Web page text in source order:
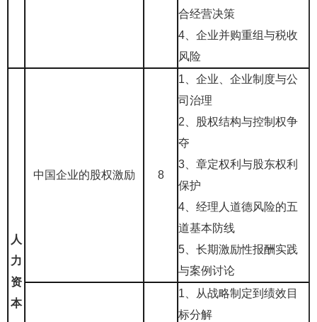
合经营决策
4、企业并购重组与税收
风险
人
力
资
本
中国企业的股权激励 8
1、企业、企业制度与公
司治理
2、股权结构与控制权争
夺
3、章定权利与股东权利
保护
4、经理人道德风险的五
道基本防线
5、长期激励性报酬实践
与案例讨论
1、从战略制定到绩效目
标分解